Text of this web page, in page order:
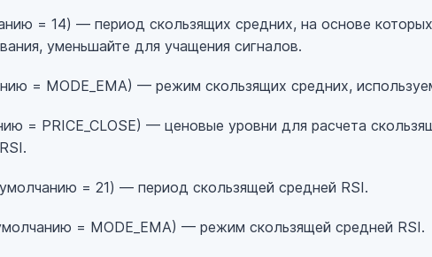
= 14) — период скользящих средних, на основе
уменьшайте для учащения сигналов.
= MODE_EMA) — режим скользящих средних,
= PRICE_CLOSE) — ценовые уровни для расчета
= 21) — период скользящей средней RSI.
= MODE_EMA) — режим скользящей средней RSI.